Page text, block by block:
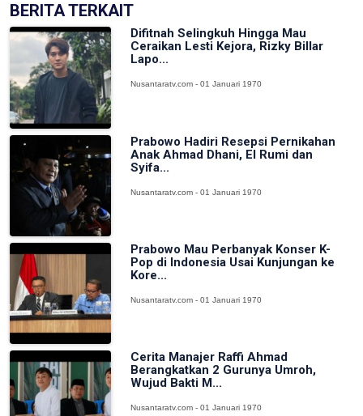
BERITA TERKAIT
Difitnah Selingkuh Hingga Mau
Ceraikan Lesti Kejora, Rizky Billar
Lapo...
Nusantaratv.com - 01 Januari 1970
Prabowo Hadiri Resepsi Pernikahan
Anak Ahmad Dhani, El Rumi dan
Syifa...
Nusantaratv.com - 01 Januari 1970
Prabowo Mau Perbanyak Konser K-
Pop di Indonesia Usai Kunjungan ke
Kore...
Nusantaratv.com - 01 Januari 1970
Cerita Manajer Raffi Ahmad
Berangkatkan 2 Gurunya Umroh,
Wujud Bakti M...
Nusantaratv.com - 01 Januari 1970